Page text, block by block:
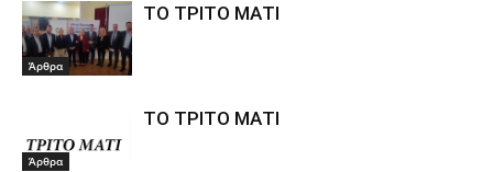
Άρθρα
ΤΟ ΤΡΙΤΟ ΜΑΤΙ
Άρθρα
ΤΟ ΤΡΙΤΟ ΜΑΤΙ